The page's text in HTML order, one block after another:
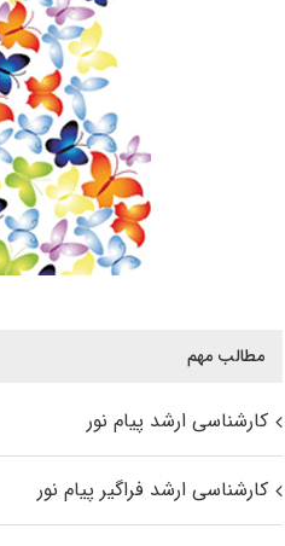
مطالب مهم
کارشناسی ارشد پیام نور
کارشناسی ارشد فراگیر پیام نور